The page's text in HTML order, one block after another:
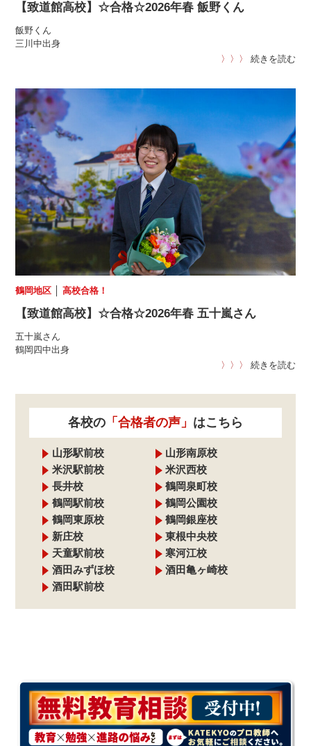
【致道館高校】☆合格☆2026年春 飯野くん
飯野くん
三川中出身
〉〉〉
続きを読む
鶴岡地区 │高校合格！
【致道館高校】☆合格☆2026年春 五十嵐さん
五十嵐さん
鶴岡四中出身
〉〉〉
続きを読む
各校の 「合格者の声」 はこちら
山形駅前校
山形南原校
米沢駅前校
米沢西校
長井校
鶴岡泉町校
鶴岡駅前校
鶴岡公園校
鶴岡東原校
鶴岡銀座校
新庄校
東根中央校
天童駅前校
寒河江校
酒田みずほ校
酒田亀ヶ崎校
酒田駅前校